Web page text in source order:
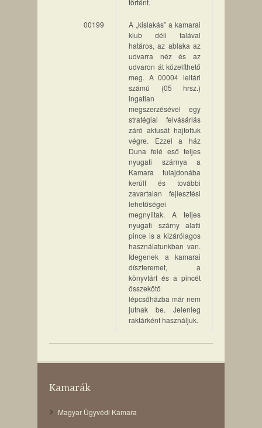
történt.
00199
A „kislakás” a kamarai
klub déli falával
határos, az ablaka az
udvarra néz és az
udvaron át közelíthető
meg. A 00004 leltári
számú (05 hrsz.)
ingatlan
megszerzésével egy
stratégiai felvásárlás
záró aktusát hajtottuk
végre. Ezzel a ház
Duna felé eső teljes
nyugati szárnya a
Kamara tulajdonába
került és további
zavartalan fejlesztési
lehetőségei
megnyíltak. A teljes
nyugati szárny alatti
pince is a kizárólagos
használatunkban van.
Idegenek a kamarai
díszteremet, a
könyvtárt és a pincét
összekötő
lépcsőházba már nem
jutnak be. Jelenleg
raktárként használjuk.
Kamarák
Magyar Ügyvédi Kamara